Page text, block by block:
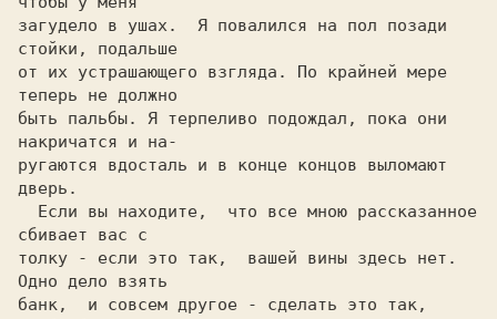
загудело в ушах.  Я повалился на пол позади
стойки, подальше
от их устрашающего взгляда. По крайней мере
теперь не должно
быть пальбы. Я терпеливо подождал, пока они
накричатcя и на-
ругаются вдосталь и в конце концов выломают
дверь.
сбивает вас c
толку - если это так,  вашей вины здесь нет.
Одно дело взять
банк,  и совсем другое - сделать это так,